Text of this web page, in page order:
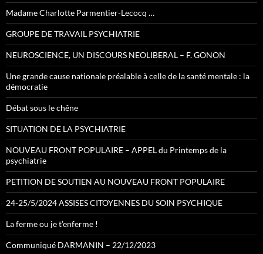
Madame Charlotte Parmentier-Lecocq …
GROUPE DE TRAVAIL PSYCHIATRIE
NEUROSCIENCE, UN DISCOURS NEOLIBERAL – F. GONON
Une grande cause nationale préalable à celle de la santé mentale : la
démocratie
Débat sous le chêne
SITUATION DE LA PSYCHIATRIE
NOUVEAU FRONT POPULAIRE – APPEL du Printemps de la
psychiatrie
PETITION DE SOUTIEN AU NOUVEAU FRONT POPULAIRE
24-25/5/2024 ASSISES CITOYENNES DU SOIN PSYCHIQUE
La ferme ou je t’enferme !
Communiqué DARMANIN – 22/12/2023